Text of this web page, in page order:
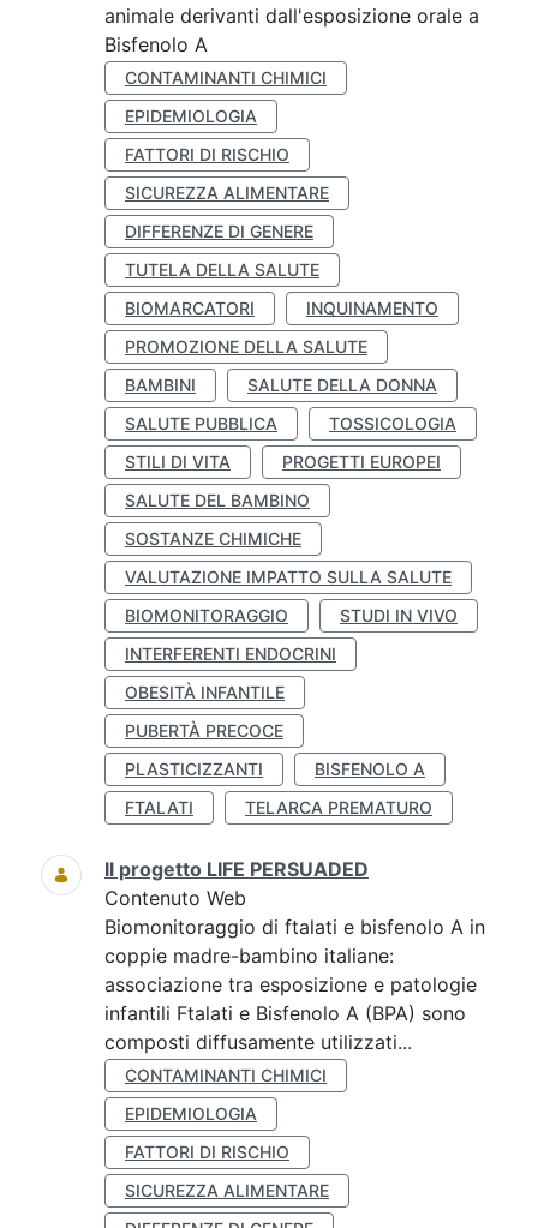
animale derivanti dall'esposizione orale a
Bisfenolo A
CONTAMINANTI CHIMICI
EPIDEMIOLOGIA
FATTORI DI RISCHIO
SICUREZZA ALIMENTARE
DIFFERENZE DI GENERE
TUTELA DELLA SALUTE
BIOMARCATORI
INQUINAMENTO
PROMOZIONE DELLA SALUTE
BAMBINI
SALUTE DELLA DONNA
SALUTE PUBBLICA
TOSSICOLOGIA
STILI DI VITA
PROGETTI EUROPEI
SALUTE DEL BAMBINO
SOSTANZE CHIMICHE
VALUTAZIONE IMPATTO SULLA SALUTE
BIOMONITORAGGIO
STUDI IN VIVO
INTERFERENTI ENDOCRINI
OBESITÀ INFANTILE
PUBERTÀ PRECOCE
PLASTICIZZANTI
BISFENOLO A
FTALATI
TELARCA PREMATURO
Il progetto LIFE PERSUADED
Contenuto Web
Biomonitoraggio di ftalati e bisfenolo A in
coppie madre-bambino italiane:
associazione tra esposizione e patologie
infantili Ftalati e Bisfenolo A (BPA) sono
composti diffusamente utilizzati...
CONTAMINANTI CHIMICI
EPIDEMIOLOGIA
FATTORI DI RISCHIO
SICUREZZA ALIMENTARE